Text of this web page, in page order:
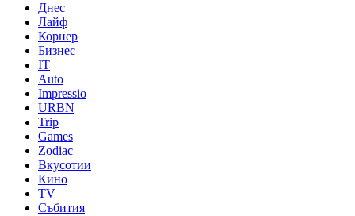
Днес
Лайф
Корнер
Бизнес
IT
Auto
Impressio
URBN
Trip
Games
Zodiac
Вкусотии
Кино
TV
Събития